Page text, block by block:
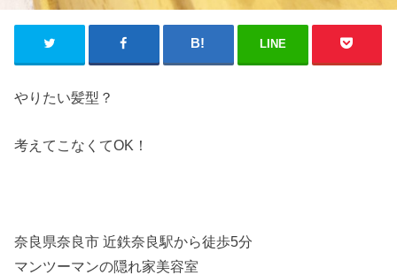
LINE
やりたい髪型？
考えてこなくてOK！
奈良県奈良市 近鉄奈良駅から徒歩5分
マンツーマンの隠れ家美容室